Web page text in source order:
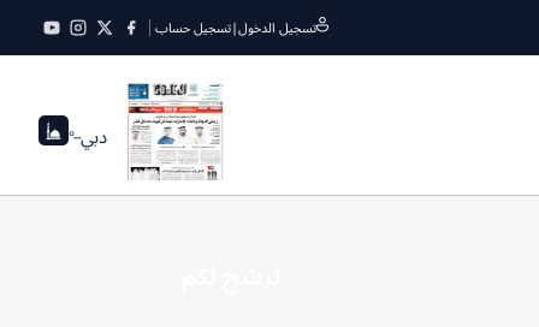
تسجيل الدخول|تسجيل حساب
دبي--°